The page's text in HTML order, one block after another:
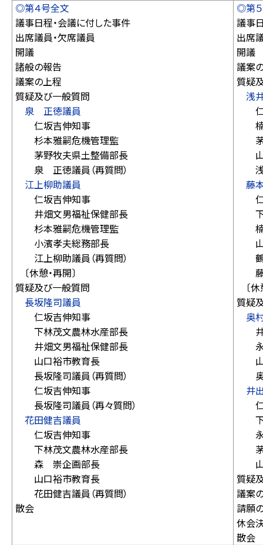
◎第４号全文
議事日程・会議に付した事件
出席議員・欠席議員
開議
諸般の報告
議案の上程
質疑及び一般質問
泉 正徳議員
仁坂吉伸知事
杉本雅嗣危機管理監
茅野牧夫県土整備部長
泉 正徳議員（再質問）
江上柳助議員
仁坂吉伸知事
井畑文男福祉保健部長
杉本雅嗣危機管理監
小濱孝夫総務部長
江上柳助議員（再質問）
〔休憩・再開〕
質疑及び一般質問
長坂隆司議員
仁坂吉伸知事
下林茂文農林水産部長
井畑文男福祉保健部長
山口裕市教育長
長坂隆司議員（再質問）
仁坂吉伸知事
長坂隆司議員（再々質問）
花田健吉議員
仁坂吉伸知事
下林茂文農林水産部長
森 崇企画部長
山口裕市教育長
花田健吉議員（再質問）
散会
◎第
議事
出席
開議
議案
質疑
浅
仁
楠
茅
山
浅
藤
仁
下
楠
山
鶴
藤
〔休
質疑
奥
井
永
山
奥
井
仁
下
永
茅
山
質疑
議案
請願
休会
散会